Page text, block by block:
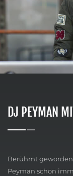
DJ PEYMAN
Berühmt geworden
Peyman schon